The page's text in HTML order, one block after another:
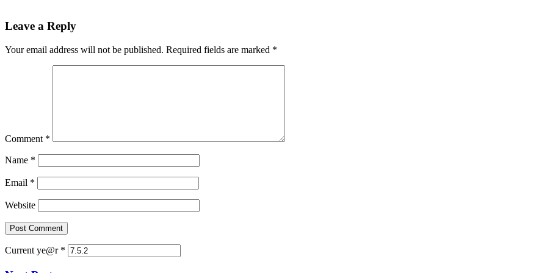
Leave a Reply
Your email address will not be published. Required fields are marked *
Comment *
Name *
Email *
Website
Current ye@r *